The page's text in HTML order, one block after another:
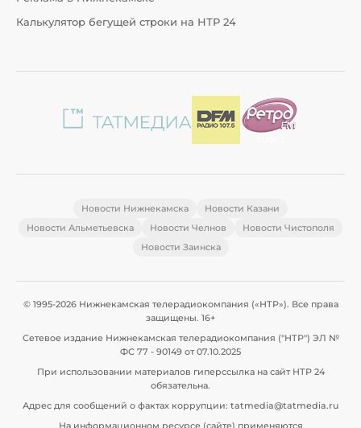
Калькулятор бегущей строки на НТР 24
Новости Нижнекамска
Новости Казани
Новости Альметьевска
Новости Челнов
Новости Чистополя
Новости Заинска
© 1995-2026 Нижнекамская телерадиокомпания («НТР»). Все права
защищены. 16+
Сетевое издание Нижнекамская телерадиокомпания ("НТР") ЭЛ №
ФС 77 - 90149 от 07.10.2025
При использовании материалов гиперссылка на сайт НТР 24
обязательна.
Адрес для сообщений о фактах коррупции: tatmedia@tatmedia.ru
На информационном ресурсе (сайте) применяются